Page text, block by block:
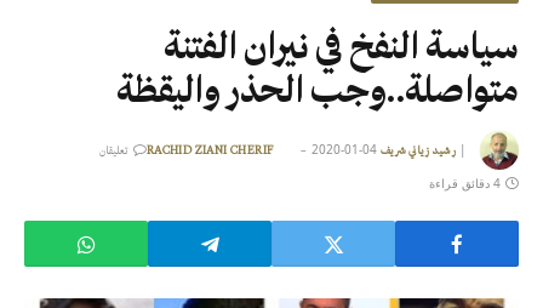
سياسة النفخ في نيران الفتنة
متواصلة..وجب الحذر واليقظة
| رشيد زياني شريف RACHID ZIANI CHERIF 2020-01-04 تعليقان
4 دقائق قراءة